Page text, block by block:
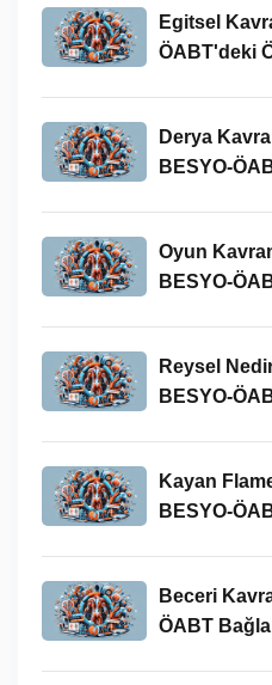
Egitsel
ÖABT'deki
Derya
BESYO-
Oyun
BESYO-
Reysel
BESYO-
Kayan
BESYO-
Beceri
ÖABT